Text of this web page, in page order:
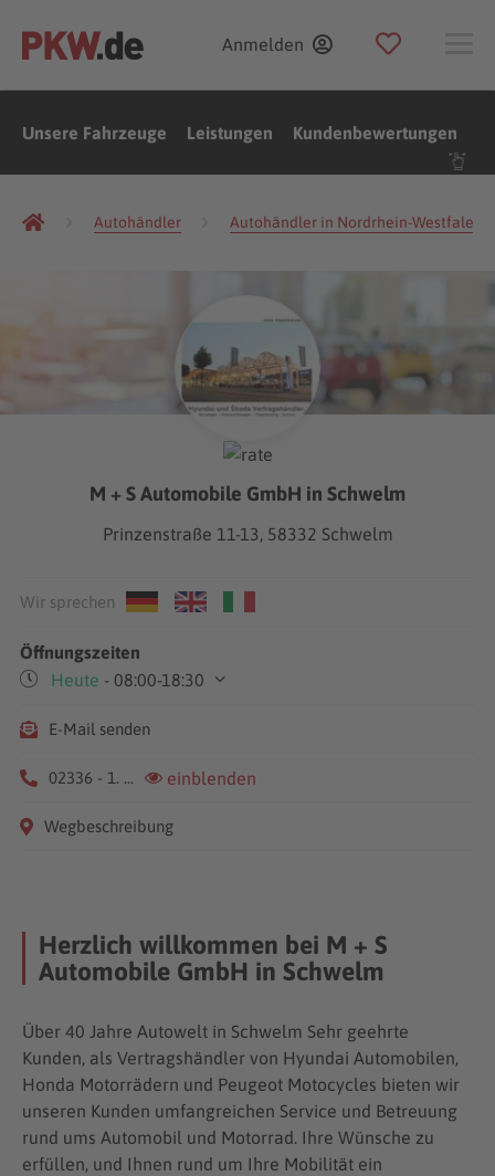
Anmelden
Unsere Fahrzeuge Leistungen Kundenbewertungen
Autohändler Autohändler in Nordrhein-Westfalen
M + S Automobile GmbH in Schwelm
Prinzenstraße 11-13, 58332 Schwelm
Wir sprechen
Öffnungszeiten
Heute - 08:00-18:30
Fr
08:00-18:00
E-Mail senden
02336 - 1. ... einblenden
Wegbeschreibung
Herzlich willkommen bei M + S
Automobile GmbH in Schwelm
Über 40 Jahre Autowelt in Schwelm Sehr geehrte
Kunden, als Vertragshändler von Hyundai Automobilen,
Honda Motorrädern und Peugeot Motocycles bieten wir
unseren Kunden umfangreichen Service und Betreuung
rund ums Automobil und Motorrad. Ihre Wünsche zu
erfüllen, und Ihnen rund um Ihre Mobilität ein